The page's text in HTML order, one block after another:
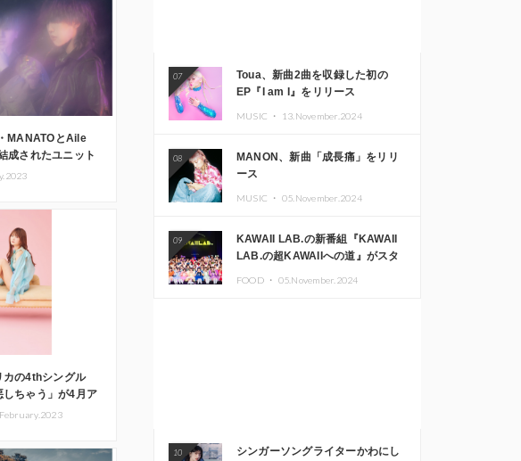
MANATOとAile
成されたユニット
」が待望の1st
カの4thシングル
しちゃう」が4月ア
」エンディングテ
07
Toua、新曲2曲を収録した初の
EP『I am I』をリリース
MUSIC ・ 13.November.2024
08
MANON、新曲「成長痛」をリリ
ース
MUSIC ・ 05.November.2024
09
KAWAII LAB.の新番組『KAWAII
LAB.の超KAWAIIへの道』がスタ
FOOD ・ 05.November.2024
10
シンガーソングライターかわにし